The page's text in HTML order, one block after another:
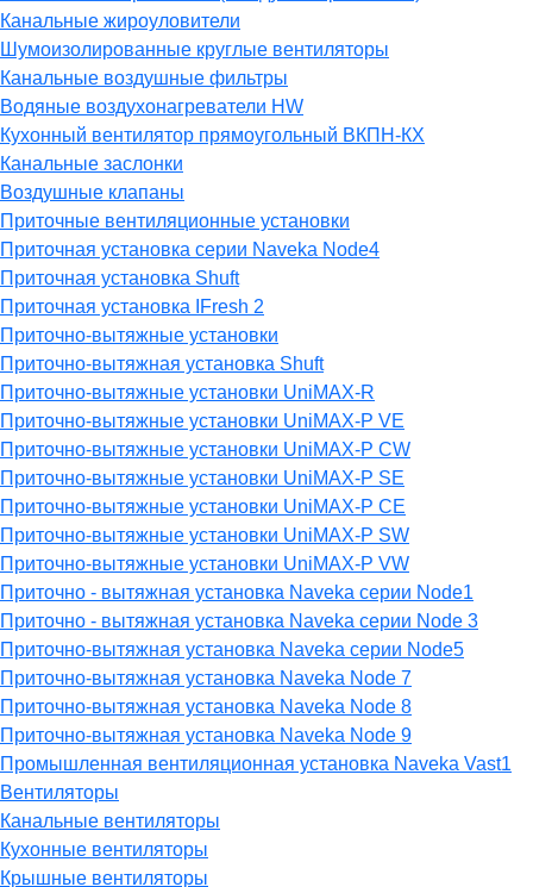
Канальные жироуловители
Шумоизолированные круглые вентиляторы
Канальные воздушные фильтры
Водяные воздухонагреватели HW
Кухонный вентилятор прямоугольный ВКПН-КХ
Канальные заслонки
Воздушные клапаны
Приточные вентиляционные установки
Приточная установка серии Naveka Node4
Приточная установка Shuft
Приточная установка IFresh 2
Приточно-вытяжные установки
Приточно-вытяжная установка Shuft
Приточно-вытяжные установки UniMAX-R
Приточно-вытяжные установки UniMAX-P VE
Приточно-вытяжные установки UniMAX-P CW
Приточно-вытяжные установки UniMAX-P SE
Приточно-вытяжные установки UniMAX-P CE
Приточно-вытяжные установки UniMAX-P SW
Приточно-вытяжные установки UniMAX-P VW
Приточно - вытяжная установка Naveka серии Node1
Приточно - вытяжная установка Naveka серии Node 3
Приточно-вытяжная установка Naveka серии Node5
Приточно-вытяжная установка Naveka Node 7
Приточно-вытяжная установка Naveka Node 8
Приточно-вытяжная установка Naveka Node 9
Промышленная вентиляционная установка Naveka Vast1
Вентиляторы
Канальные вентиляторы
Кухонные вентиляторы
Крышные вентиляторы